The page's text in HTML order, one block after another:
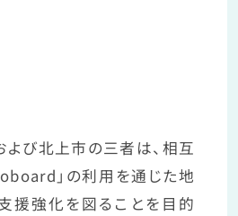
び北上市の三者は、相互
」の利用を通じた地
援強化を図ることを目的